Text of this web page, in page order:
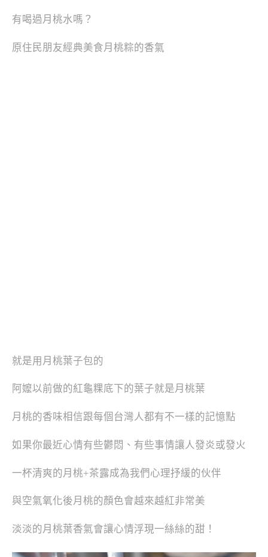
有喝過月桃水嗎？
原住民朋友經典美食月桃粽的香氣
就是用月桃葉子包的
阿嬤以前做的紅龜粿底下的葉子就是月桃葉
月桃的香味相信跟每個台灣人都有不一樣的記憶點
如果你最近心情有些鬱悶、有些事情讓人發炎或發火
一杯清爽的月桃+茶露成為我們心理抒緩的伙伴
與空氣氧化後月桃的顏色會越來越紅非常美
淡淡的月桃葉香氣會讓心情浮現一絲絲的甜！